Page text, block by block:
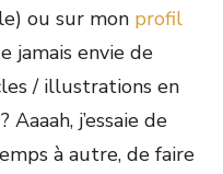
ou sur mon profil
jamais envie de
/ illustrations en
Aaaah, j’essaie de
à autre, de faire